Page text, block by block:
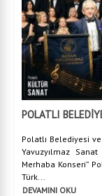
POLATLI
Polatlı Belediyesi
Yavuzyılmaz
Merhaba Konseri”
Türk...
DEVAMINI OKU